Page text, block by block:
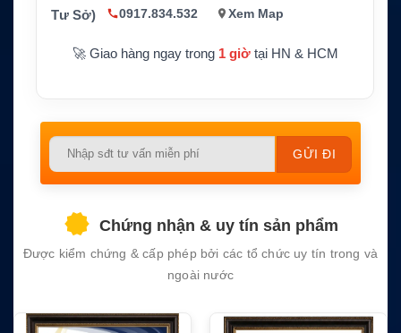
ộng
Tư Sở) 0917.834.532 Xem Map
🚀 Giao hàng ngay trong 1 giờtại HN & HCM
Please
empty.
Chứng nhận & uy tín sản phẩm
Được kiểm chứng & cấp phép bởi các tổ chức uy tín trong và
ngoài nước